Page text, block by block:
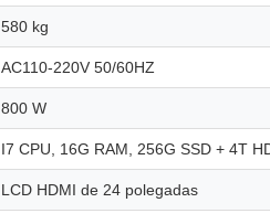
580 kg
AC110-220V 50/60HZ
800 W
I7 CPU, 16G RAM, 256G SSD + 4T
LCD HDMI de 24 polegadas